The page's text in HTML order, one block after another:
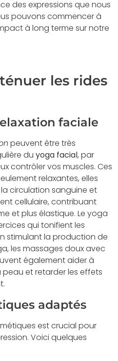
des expressions que nous
pouvons commencer à
à long terme sur notre
les rides
faciale
peuvent être très
du yoga facial, par
contrôler vos muscles. Ces
relaxantes, elles
circulation sanguine et
cellulaire, contribuant
et plus élastique. Le yoga
qui tonifient les
stimulant la production de
les massages doux avec
également aider à
peau et retarder les effets
adaptés
est crucial pour
Voici quelques